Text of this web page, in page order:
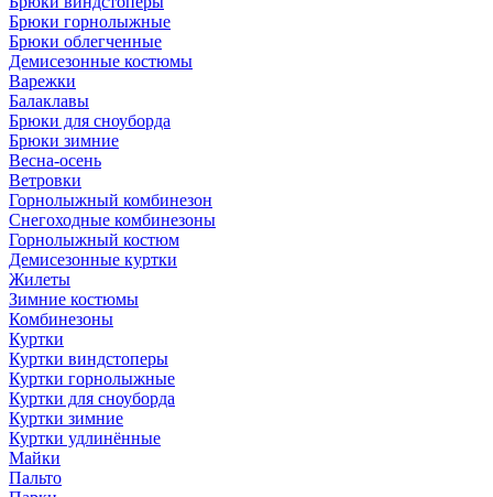
Брюки горнолыжные
Брюки облегченные
Демисезонные костюмы
Варежки
Балаклавы
Брюки для сноуборда
Брюки зимние
Весна-осень
Ветровки
Горнолыжный комбинезон
Снегоходные комбинезоны
Горнолыжный костюм
Демисезонные куртки
Жилеты
Зимние костюмы
Комбинезоны
Куртки
Куртки виндстоперы
Куртки горнолыжные
Куртки для сноуборда
Куртки зимние
Куртки удлинённые
Майки
Пальто